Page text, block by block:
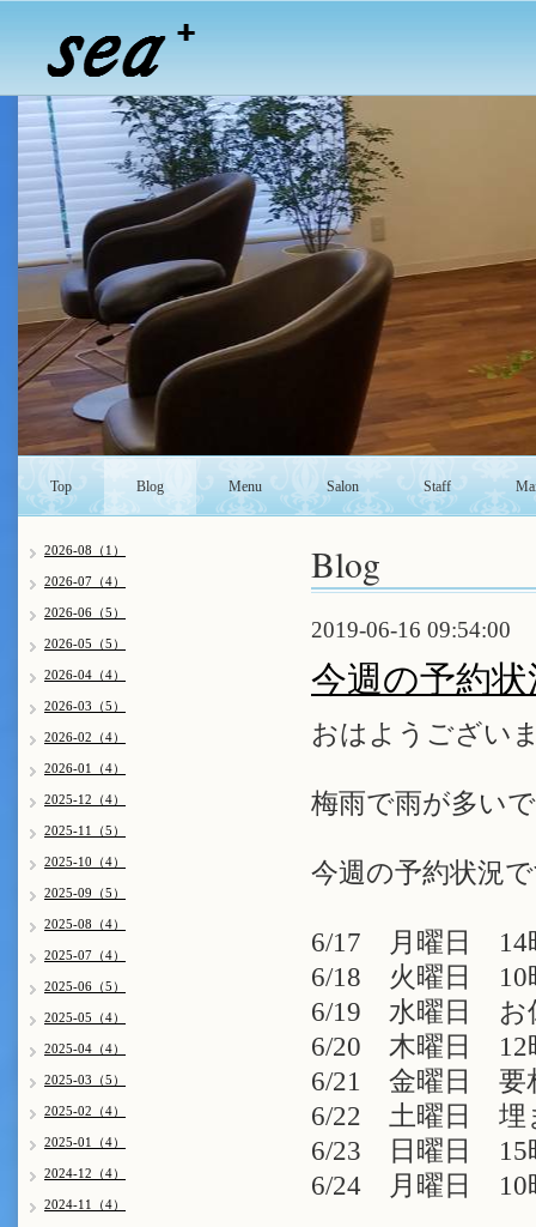
Top Blog Menu Salon Staff
Blog
2019-06-16 09:54:00
今週の予約
おはようござい
梅雨で雨が多い
今週の予約状況
6/17 月曜日 14
6/18 火曜日 10
6/19 水曜日 お
6/20 木曜日 12
6/21 金曜日 要
6/22 土曜日 埋
6/23 日曜日 15
6/24 月曜日 10
2026-08（1）
2026-07（4）
2026-06（5）
2026-05（5）
2026-04（4）
2026-03（5）
2026-02（4）
2026-01（4）
2025-12（4）
2025-11（5）
2025-10（4）
2025-09（5）
2025-08（4）
2025-07（4）
2025-06（5）
2025-05（4）
2025-04（4）
2025-03（5）
2025-02（4）
2025-01（4）
2024-12（4）
2024-11（4）